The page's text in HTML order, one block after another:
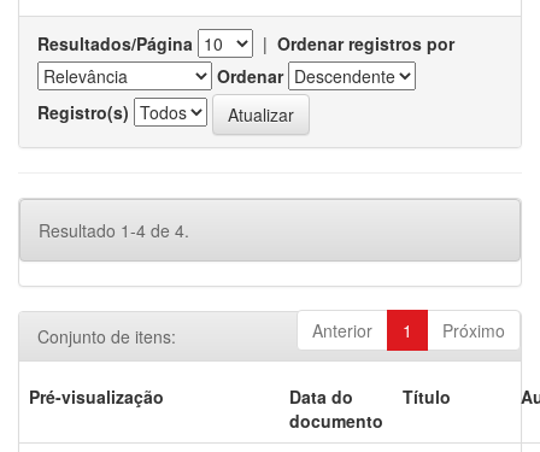
Resultados/Página | Ordenar registros por
Ordenar
Registro(s)
Resultado 1-4 de 4.
Anterior 1 Próximo
Conjunto de itens:
Pré-visualização
Data do
documento
Título